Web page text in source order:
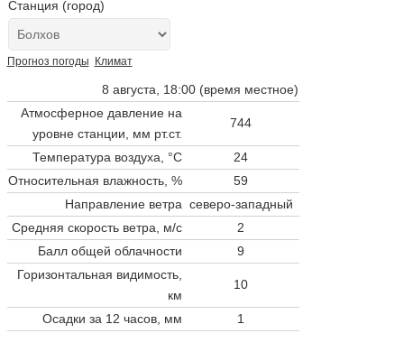
Станция (город)
Прогноз погоды Климат
8 августа, 18:00 (время местное)
Атмосферное давление на
уровне станции, мм рт.ст.
744
Температура воздуха, °C
24
Относительная влажность, %
59
Направление ветра северо-западный
Средняя скорость ветра, м/с
2
Балл общей облачности
9
Горизонтальная видимость,
км
10
Осадки за 12 часов, мм 1